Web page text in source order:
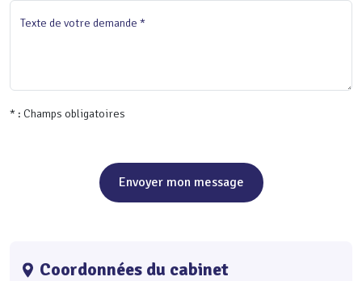
Texte de votre demande *
* : Champs obligatoires
Envoyer mon message
Coordonnées du cabinet